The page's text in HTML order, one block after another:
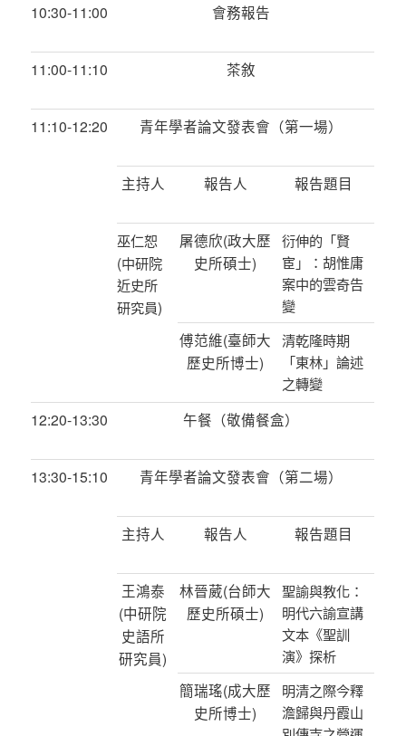
10:30-11:00 會務報告
11:00-11:10 茶敘
11:10-12:20 青年學者論文發表會（第一場）
主持人 報告人 報告題目
巫仁恕
(中研院
近史所
研究員)
屠德欣(政大歷
史所碩士)
衍伸的「賢
宦」：胡惟庸
案中的雲奇告
變
傅范維(臺師大
歷史所博士)
清乾隆時期
「東林」論述
之轉變
12:20-13:30 午餐（敬備餐盒）
13:30-15:10 青年學者論文發表會（第二場）
主持人 報告人 報告題目
王鴻泰
(中研院
史語所
研究員)
林晉葳(台師大
歷史所碩士)
聖諭與教化：
明代六諭宣講
文本《聖訓
演》探析
簡瑞瑤(成大歷
史所博士)
明清之際今釋
澹歸與丹霞山